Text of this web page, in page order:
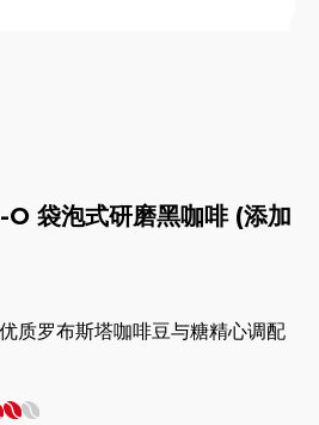
袋泡式研磨黑咖啡 (添加
质罗布斯塔咖啡豆与糖精心调配